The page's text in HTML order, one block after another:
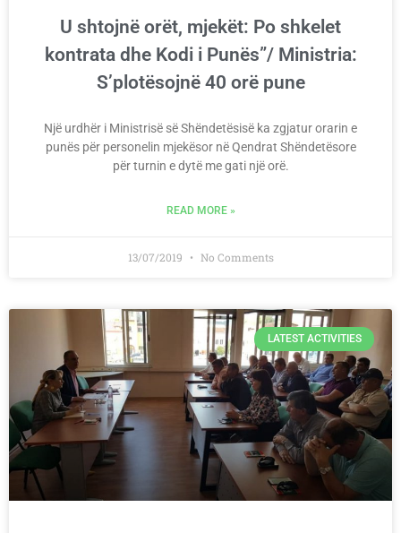
U shtojnë orët, mjekët: Po shkelet
kontrata dhe Kodi i Punës”/ Ministria:
S’plotësojnë 40 orë pune
Një urdhër i Ministrisë së Shëndetësisë ka zgjatur orarin e
punës për personelin mjekësor në Qendrat Shëndetësore
për turnin e dytë me gati një orë.
READ MORE »
13/07/2019 No Comments
LATEST ACTIVITIES